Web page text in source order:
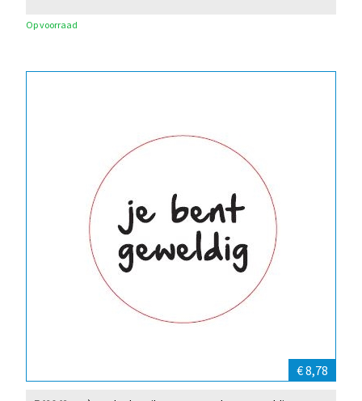
Op voorraad
€ 8,78